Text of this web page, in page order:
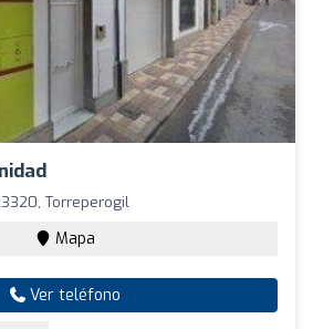
Torreperogil
Mapa
Ver teléfono